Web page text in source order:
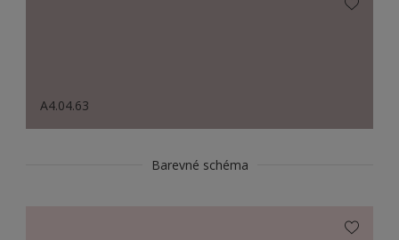
A4.04.63
Barevné schéma